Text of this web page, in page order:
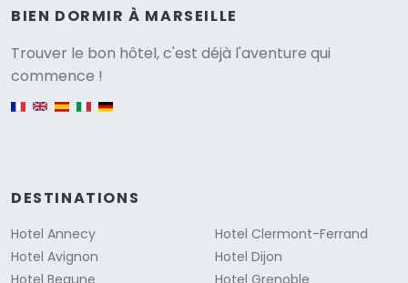
BIEN DORMIR À MARSEILLE
Trouver le bon hôtel, c'est déjà l'aventure qui
commence !
English version
DESTINATIONS
Hotel Annecy
Hotel Avignon
Hotel Clermont-Ferrand
Hotel Dijon